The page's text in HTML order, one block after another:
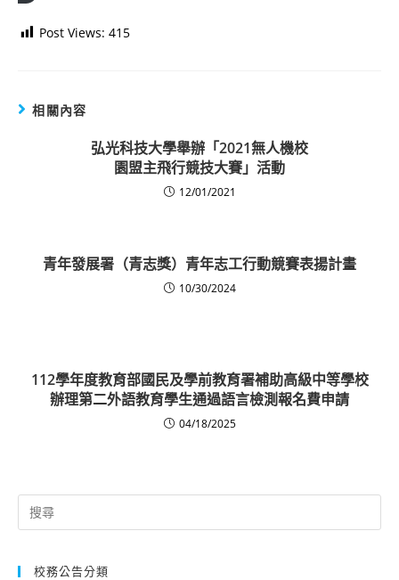
Post Views: 415
相關內容
弘光科技大學舉辦「2021無人機校
園盟主飛行競技大賽」活動
12/01/2021
青年發展署（青志獎）青年志工行動競賽表揚計畫
10/30/2024
112學年度教育部國民及學前教育署補助高級中等學校
辦理第二外語教育學生通過語言檢測報名費申請
04/18/2025
Search
for:
校務公告分類